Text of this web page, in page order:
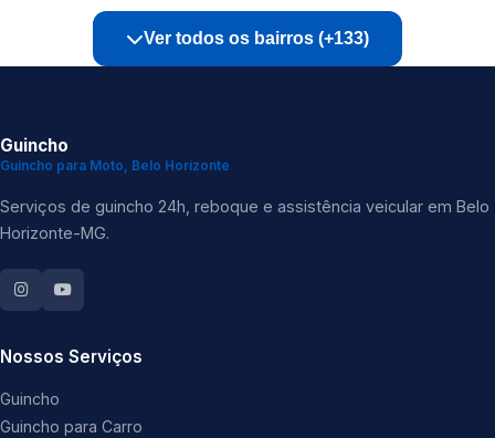
Ver todos os bairros (+133)
Guincho
Guincho para Moto, Belo Horizonte
Serviços de guincho 24h, reboque e assistência veicular em Belo
Horizonte-MG.
Nossos Serviços
Guincho
Guincho para Carro